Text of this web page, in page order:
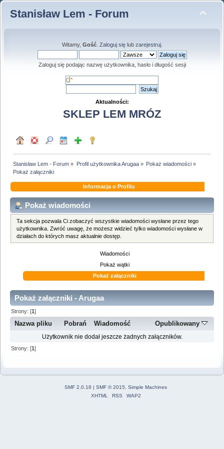
Stanisław Lem - Forum
Witamy, Gość. Zaloguj sięlub zarejestruj.
Zaloguj się podając nazwę użytkownika, hasło i długość sesji
Aktualności:
SKLEP LEM MRÓZ
Stanisław Lem - Forum » Profil użytkownika Arugaa» Pokaż wiadomości»
Pokaż załączniki
Informacja o Profilu
Pokaż wiadomości
Ta sekcja pozwala Ci zobaczyć wszystkie wiadomości wysłane przez tego
użytkownika. Zwróć uwagę, że możesz widzieć tylko wiadomości wysłane w
działach do których masz aktualnie dostęp.
Wiadomości
Pokaż wątki
Pokaż załączniki
Pokaż załączniki - Arugaa
Strony: [1]
Nazwa pliku Pobrań Wiadomość Opublikowany
Użytkownik nie dodał jeszcze żadnych załączników.
Strony: [1]
SMF 2.0.18 | SMF © 2015
Simple Machines
XHTML
RSS WAP2